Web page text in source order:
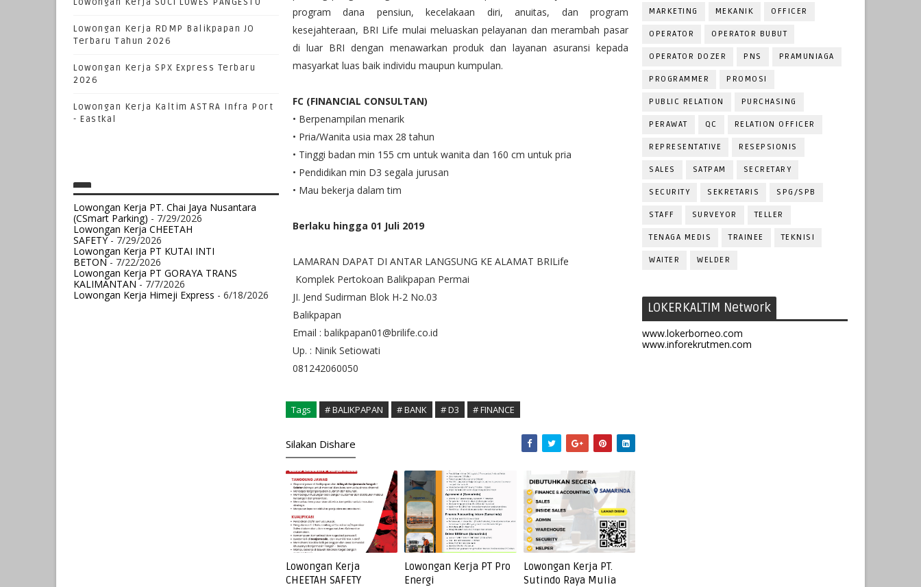
Lowongan Kerja RDMP Balikpapan JO
Terbaru Tahun 2026
Lowongan Kerja SPX Express Terbaru
2026
Lowongan Kerja Kaltim ASTRA Infra Port
- Eastkal
Lowongan Kerja PT. Chai Jaya Nusantara
(CSmart Parking) - 7/29/2026
Lowongan Kerja CHEETAH
SAFETY- 7/29/2026
Lowongan Kerja PT KUTAI INTI
BETON- 7/22/2026
Lowongan Kerja PT GORAYA TRANS
KALIMANTAN- 7/7/2026
Lowongan Kerja Himeji Express - 6/18/2026
program dana pensiun, kecelakaan diri, anuitas, dan program
kesejahteraan, BRI Life mulai meluaskan pelayanan dan merambah pasar
di luar BRI dengan menawarkan produk dan layanan asuransi kepada
masyarkat luas baik individu maupun kumpulan.
FC (FINANCIAL CONSULTAN)
• Berpenampilan menarik
• Pria/Wanita usia max 28 tahun
• Tinggi badan min 155 cm untuk wanita dan 160 cm untuk pria
• Pendidikan min D3 segala jurusan
• Mau bekerja dalam tim
Berlaku hingga 01 Juli 2019
LAMARAN DAPAT DI ANTAR LANGSUNG KE ALAMAT BRILife
Komplek Pertokoan Balikpapan Permai
JI. Jend Sudirman Blok H-2 No.03
Balikpapan
Email : balikpapan01@brilife.co.id
Up. : Ninik Setiowati
081242060050
Tags # BALIKPAPAN # BANK # D3 # FINANCE
Silakan Dishare
Lowongan Kerja
CHEETAH SAFETY
Lowongan Kerja PT Pro
Energi
Lowongan Kerja PT.
Sutindo Raya Mulia
MARKETING MEKANIK OFFICER
OPERATOR OPERATOR BUBUT
OPERATOR DOZER PNS PRAMUNIAGA
PROGRAMMER PROMOSI
PUBLIC RELATION PURCHASING
PERAWAT QC RELATION OFFICER
REPRESENTATIVE RESEPSIONIS
SALES SATPAM SECRETARY
SECURITY SEKRETARIS SPG/SPB
STAFF SURVEYOR TELLER
TENAGA MEDIS TRAINEE TEKNISI
WAITER WELDER
LOKERKALTIM Network
www.lokerborneo.com
www.inforekrutmen.com